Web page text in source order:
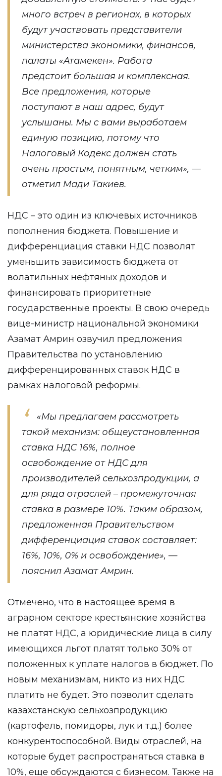
много встреч в регионах, в которых
будут участвовать представители
министерства экономики, финансов,
палаты «Атамекен». Работа
предстоит большая и комплексная.
Все предложения, которые
поступают в наш адрес, будут
услышаны. Мы с вами выработаем
единую позицию, потому что
Налоговый Кодекс должен стать
очень простым, понятным, четким», —
отметил Мади Такиев.
НДС – это один из ключевых источников
пополнения бюджета. Повышение и
дифференциация ставки НДС позволят
уменьшить зависимость бюджета от
волатильных нефтяных доходов и
финансировать приоритетные
государственные проекты. В свою очередь
вице-министр национальной экономики
Азамат Амрин озвучил предложения
Правительства по установлению
дифференцированных ставок НДС в
рамках налоговой реформы.
«Мы предлагаем рассмотреть
такой механизм: общеустановленная
ставка НДС 16%, полное
освобождение от НДС для
производителей сельхозпродукции, а
для ряда отраслей – промежуточная
ставка в размере 10%. Таким образом,
предложенная Правительством
дифференциация ставок составляет:
16%, 10%, 0% и освобождение», —
пояснил Азамат Амрин.
Отмечено, что в настоящее время в
аграрном секторе крестьянские хозяйства
не платят НДС, а юридические лица в силу
имеющихся льгот платят только 30% от
положенных к уплате налогов в бюджет. По
новым механизмам, никто из них НДС
платить не будет. Это позволит сделать
казахстанскую сельхозпродукцию
(картофель, помидоры, лук и т.д.) более
конкурентоспособной. Виды отраслей, на
которые будет распространяться ставка в
10%, еще обсуждаются с бизнесом. Также на